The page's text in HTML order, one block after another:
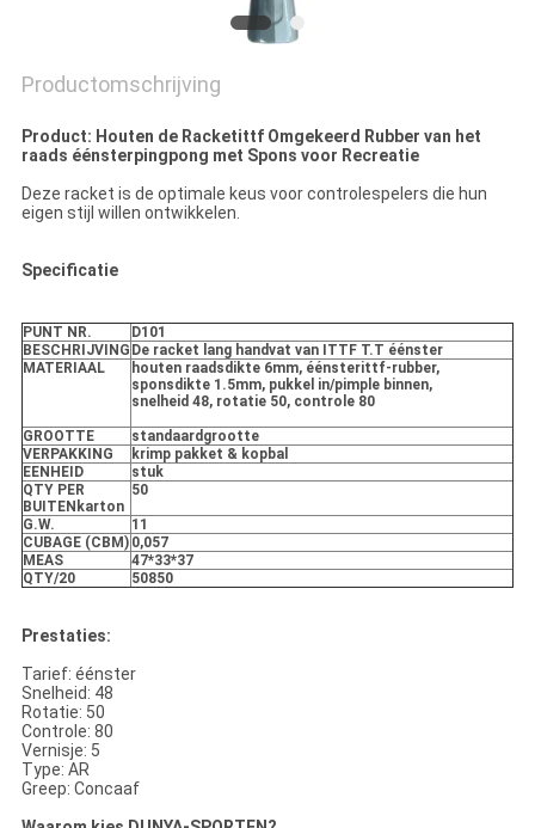
Productomschrijving
Product: Houten de Racketittf Omgekeerd Rubber van het
raads éénsterpingpong met Spons voor Recreatie
Deze racket is de optimale keus voor controlespelers die hun
eigen stijl willen ontwikkelen.
Specificatie
PUNT NR.
D101
BESCHRIJVING De racket lang handvat van ITTF T.T éénster
MATERIAAL
houten raadsdikte 6mm, éénsterittf-rubber,
sponsdikte 1.5mm, pukkel in/pimple binnen,
snelheid 48, rotatie 50, controle 80
GROOTTE
standaardgrootte
VERPAKKING
krimp pakket & kopbal
EENHEID
stuk
QTY PER
BUITENkarton
50
G.W.
11
CUBAGE (CBM) 0,057
MEAS
47*33*37
QTY/20
50850
Prestaties:
Tarief: éénster
Snelheid: 48
Rotatie: 50
Controle: 80
Vernisje: 5
Type: AR
Greep: Concaaf